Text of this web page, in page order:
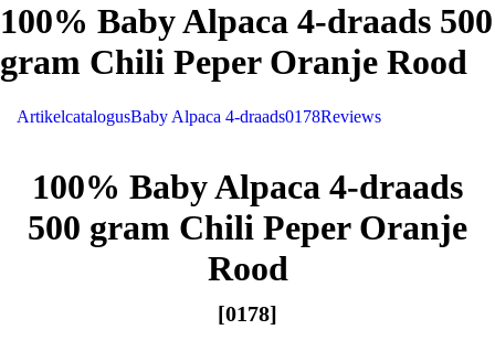
100% Baby Alpaca 4-draads 500
gram Chili Peper Oranje Rood
ArtikelcatalogusBaby Alpaca 4-draads0178Reviews
100% Baby Alpaca 4-draads
500 gram Chili Peper Oranje
Rood
[0178]